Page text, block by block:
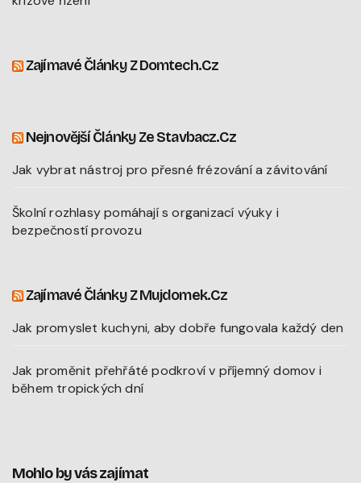
Zajímavé Články Z Domtech.cz
Nejnovější Články Ze Stavbacz.cz
Jak vybrat nástroj pro přesné frézování a závitování
Školní rozhlasy pomáhají s organizací výuky i
bezpečností provozu
Zajímavé Články Z Mujdomek.cz
Jak promyslet kuchyni, aby dobře fungovala každý den
Jak proměnit přehřáté podkroví v příjemný domov i
během tropických dní
Mohlo by vás zajímat